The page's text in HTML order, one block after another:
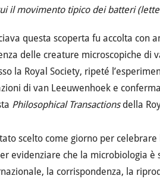
il movimento tipico dei batteri
questa scoperta fu accolta con
delle creature microscopiche di
la Royal Society, ripeté
di van Leeuwenhoek e
Philosophical Transactionsdella
scelto come giorno per
evidenziare che la microbiologia
la corrispondenza, la